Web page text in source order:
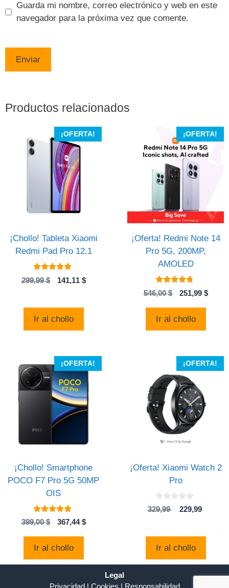
Guarda mi nombre, correo electrónico y web en este
navegador para la próxima vez que comente.
Productos relacionados
¡OFERTA!
¡Chollo! Tableta Xiaomi
Redmi Pad Pro 12.1
4.69
de 5
299,99$
El
299,99 $.
141,11 $El
Ir al chollo
¡OFERTA!
¡Oferta! Redmi Note 14
Pro 5G, 200MP,
AMOLED
4.57
de 5
546,00$
El
original
era:
251,99 $El
Ir al chollo
¡OFERTA!
¡Chollo! Smartphone
POCO F7 Pro 5G 50MP
OIS
4.73
de 5
399,00$
El
original
399,00 $.
367,44$El
367,44 $.
Ir al chollo
¡OFERTA!
¡Oferta! Xiaomi Watch 2
Pro
0
d
329,99
El
329,99 .
229,99
Ir al chollo
Legal